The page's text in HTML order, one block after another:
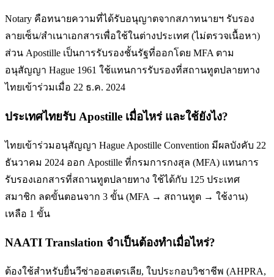
Notary คือทนายความที่ได้รับอนุญาตจากสภาทนายฯ รับรอง
ลายเซ็น/สำเนาเอกสารเพื่อใช้ในต่างประเทศ (ไม่ตรวจเนื้อหา)
ส่วน Apostille เป็นการรับรองชั้นรัฐที่ออกโดย MFA ตาม
อนุสัญญา Hague 1961 ใช้แทนการรับรองที่สถานทูตปลายทาง
ไทยเข้าร่วมเมื่อ 22 ธ.ค. 2024
ประเทศไทยรับ Apostille เมื่อไหร่ และใช้ยังไง?
ไทยเข้าร่วมอนุสัญญา Hague Apostille Convention มีผลบังคับ 22
ธันวาคม 2024 ออก Apostille ที่กรมการกงสุล (MFA) แทนการ
รับรองเอกสารที่สถานทูตปลายทาง ใช้ได้กับ 125 ประเทศ
สมาชิก ลดขั้นตอนจาก 3 ขั้น (MFA → สถานทูต → ใช้งาน)
เหลือ 1 ขั้น
NAATI Translation จำเป็นต้องทำเมื่อไหร่?
ต้องใช้สำหรับยื่นวีซ่าออสเตรเลีย, ใบประกอบวิชาชีพ (AHPRA,